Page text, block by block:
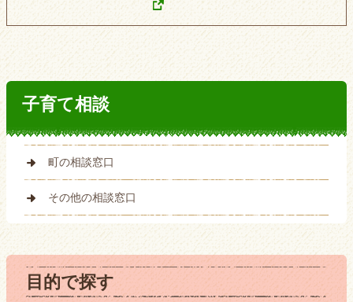
子育て相談
町の相談窓口
その他の相談窓口
目的で探す